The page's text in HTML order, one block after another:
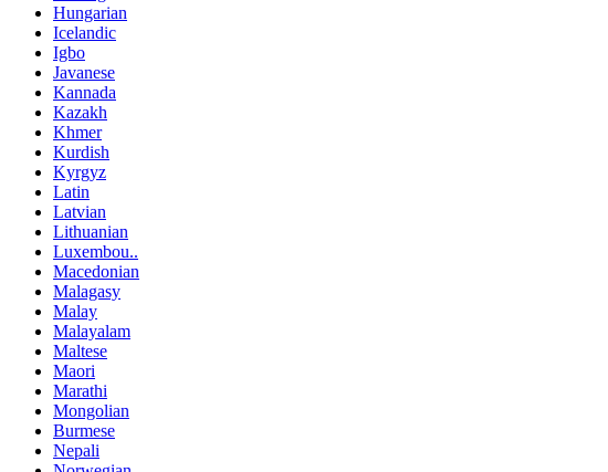
Hungarian
Icelandic
Igbo
Javanese
Kannada
Kazakh
Khmer
Kurdish
Kyrgyz
Latin
Latvian
Lithuanian
Luxembou..
Macedonian
Malagasy
Malay
Malayalam
Maltese
Maori
Marathi
Mongolian
Burmese
Nepali